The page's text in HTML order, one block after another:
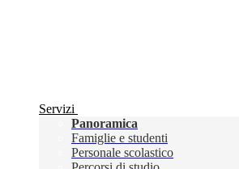
Servizi
Panoramica
Famiglie e studenti
Personale scolastico